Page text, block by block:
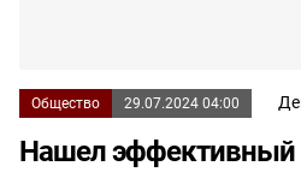
Общество 29.07.2024 04:00
Нашел эффективный